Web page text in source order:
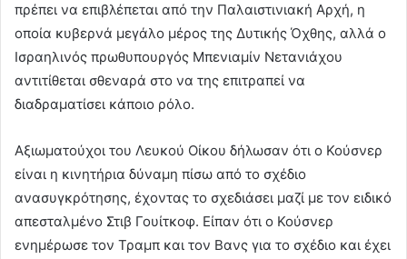
πρέπει να επιβλέπεται από την Παλαιστινιακή Αρχή, η
οποία κυβερνά μεγάλο μέρος της Δυτικής Όχθης, αλλά ο
Ισραηλινός πρωθυπουργός Μπενιαμίν Νετανιάχου
αντιτίθεται σθεναρά στο να της επιτραπεί να
διαδραματίσει κάποιο ρόλο.
Αξιωματούχοι του Λευκού Οίκου δήλωσαν ότι ο Κούσνερ
είναι η κινητήρια δύναμη πίσω από το σχέδιο
ανασυγκρότησης, έχοντας το σχεδιάσει μαζί με τον ειδικό
απεσταλμένο Στιβ Γουίτκοφ. Είπαν ότι ο Κούσνερ
ενημέρωσε τον Τραμπ και τον Βανς για το σχέδιο και έχει